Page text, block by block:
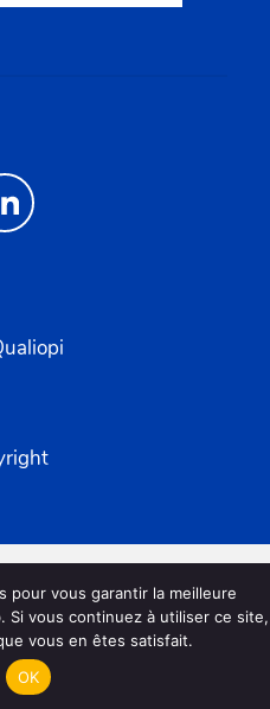
pour vous garantir la meilleure
vous continuez à utiliser ce site,
vous en êtes satisfait.
OK